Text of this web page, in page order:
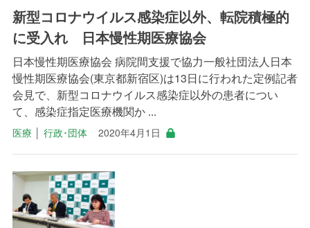
新型コロナウイルス感染症以外、転院積極的
に受入れ 日本慢性期医療協会
日本慢性期医療協会 病院間支援で協力一般社団法人日本
慢性期医療協会(東京都新宿区)は13日に行われた定例記者
会見で、新型コロナウイルス感染症以外の患者につい
て、感染症指定医療機関か ...
医療 行政･団体 2020年4月1日